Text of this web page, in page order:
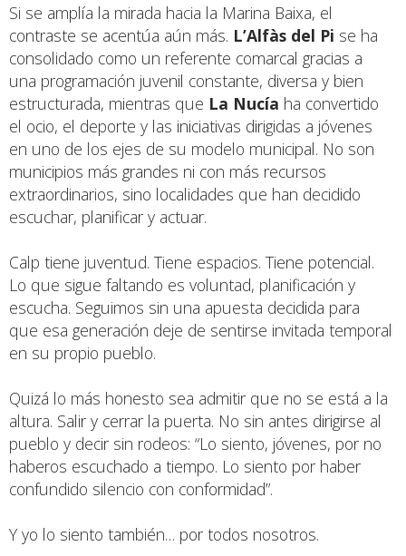
Si se amplía la mirada hacia la Marina Baixa, el
contraste se acentúa aún más. L’Alfàs del Pi se ha
consolidado como un referente comarcal gracias a
una programación juvenil constante, diversa y bien
estructurada, mientras que La Nucía ha convertido
el ocio, el deporte y las iniciativas dirigidas a jóvenes
en uno de los ejes de su modelo municipal. No son
municipios más grandes ni con más recursos
extraordinarios, sino localidades que han decidido
escuchar, planificar y actuar.
Calp tiene juventud. Tiene espacios. Tiene potencial.
Lo que sigue faltando es voluntad, planificación y
escucha. Seguimos sin una apuesta decidida para
que esa generación deje de sentirse invitada temporal
en su propio pueblo.
Quizá lo más honesto sea admitir que no se está a la
altura. Salir y cerrar la puerta. No sin antes dirigirse al
pueblo y decir sin rodeos: “Lo siento, jóvenes, por no
haberos escuchado a tiempo. Lo siento por haber
confundido silencio con conformidad”.
Y yo lo siento también… por todos nosotros.